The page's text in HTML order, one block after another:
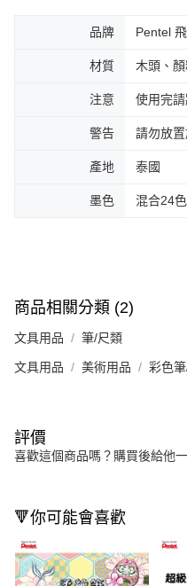
品牌 Pentel
材質 木頭、
注意 使用完
警告 請勿放
產地 泰國
墨色 混合24色
商品相關分類 (2)
文具用品 筆/尺類
文具用品 美術用品 彩色
評價
喜歡這個商品嗎？購買後給他
🔻你可能會喜歡